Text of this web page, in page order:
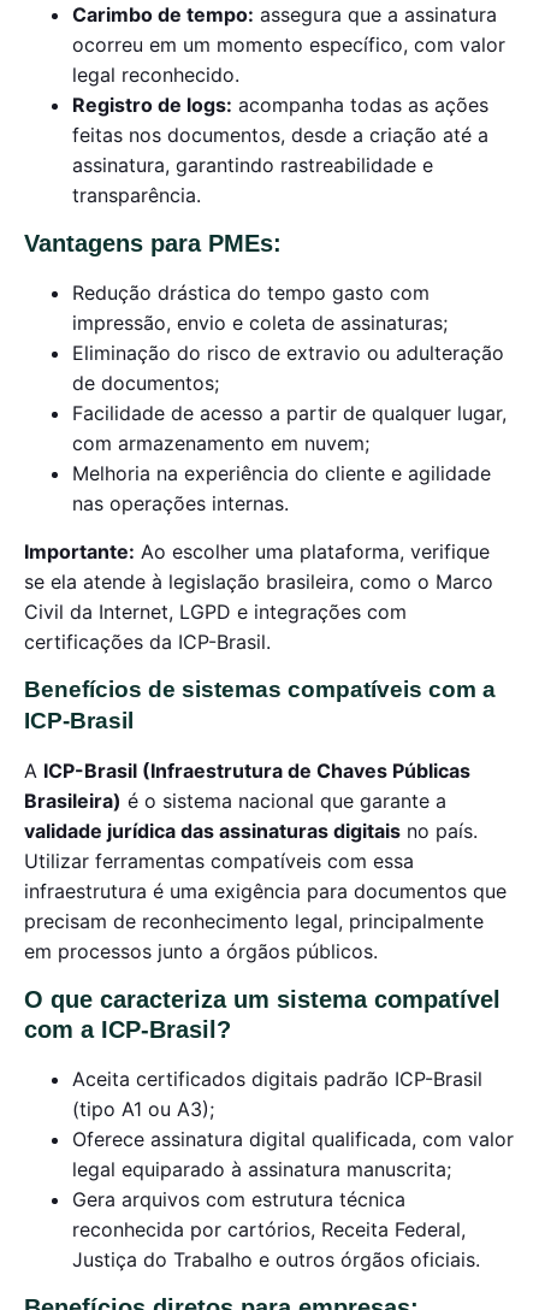
Carimbo de tempo: assegura que a assinatura
ocorreu em um momento específico, com valor
legal reconhecido.
Registro de logs: acompanha todas as ações
feitas nos documentos, desde a criação até a
assinatura, garantindo rastreabilidade e
transparência.
Vantagens para PMEs:
Redução drástica do tempo gasto com
impressão, envio e coleta de assinaturas;
Eliminação do risco de extravio ou adulteração
de documentos;
Facilidade de acesso a partir de qualquer lugar,
com armazenamento em nuvem;
Melhoria na experiência do cliente e agilidade
nas operações internas.
Importante: Ao escolher uma plataforma, verifique
se ela atende à legislação brasileira, como o Marco
Civil da Internet, LGPD e integrações com
certificações da ICP-Brasil.
Benefícios de sistemas compatíveis com a
ICP-Brasil
A ICP-Brasil (Infraestrutura de Chaves Públicas
Brasileira) é o sistema nacional que garante a
validade jurídica das assinaturas digitais no país.
Utilizar ferramentas compatíveis com essa
infraestrutura é uma exigência para documentos que
precisam de reconhecimento legal, principalmente
em processos junto a órgãos públicos.
O que caracteriza um sistema compatível
com a ICP-Brasil?
Aceita certificados digitais padrão ICP-Brasil
(tipo A1 ou A3);
Oferece assinatura digital qualificada, com valor
legal equiparado à assinatura manuscrita;
Gera arquivos com estrutura técnica
reconhecida por cartórios, Receita Federal,
Justiça do Trabalho e outros órgãos oficiais.